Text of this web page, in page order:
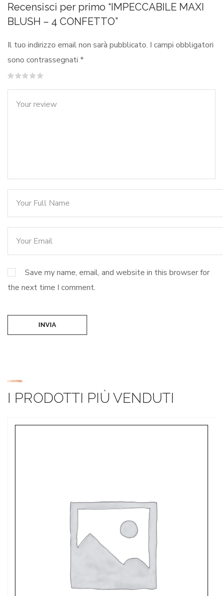
Recensisci per primo “IMPECCABILE MAXI
BLUSH – 4 CONFETTO”
Il tuo indirizzo email non sarà pubblicato. I campi obbligatori
sono contrassegnati *
Save my name, email, and website in this browser for
the next time I comment.
INVIA
I PRODOTTI PIÙ VENDUTI